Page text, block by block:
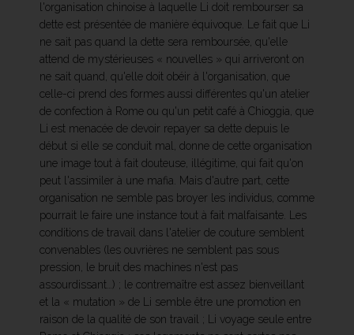
l'organisation chinoise à laquelle Li doit rembourser sa
dette est présentée de manière équivoque. Le fait que Li
ne sait pas quand la dette sera remboursée, qu'elle
attend de mystérieuses « nouvelles » qui arriveront on
ne sait quand, qu'elle doit obéir à l'organisation, que
celle-ci prend des formes aussi différentes qu'un atelier
de confection à Rome ou qu'un petit café à Chioggia, que
Li est menacée de devoir repayer sa dette depuis le
début si elle se conduit mal, donne de cette organisation
une image tout à fait douteuse, illégitime, qui fait qu'on
peut l'assimiler à une mafia. Mais d'autre part, cette
organisation ne semble pas broyer les individus, comme
pourrait le faire une instance tout à fait malfaisante. Les
conditions de travail dans l'atelier de couture semblent
convenables (les ouvrières ne semblent pas sous
pression, le bruit des machines n'est pas
assourdissant…) ; le contremaître est assez bienveillant
et la « mutation » de Li semble être une promotion en
raison de la qualité de son travail ; Li voyage seule entre